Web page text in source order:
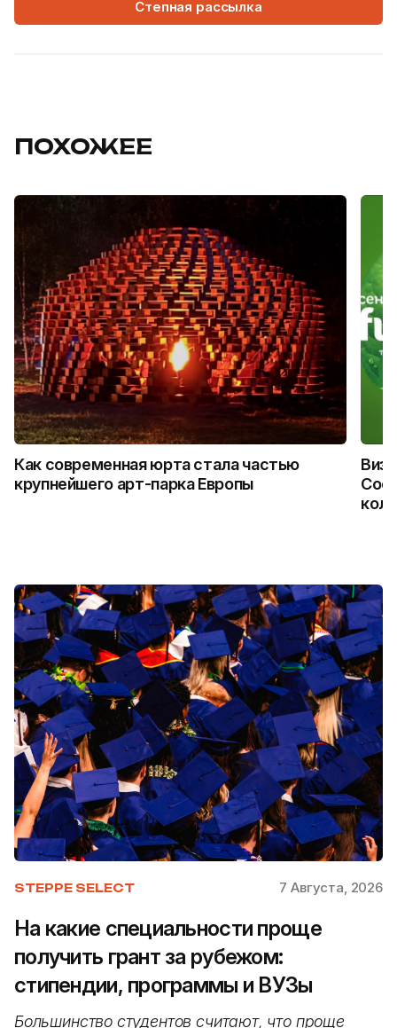
Степная рассылка
ПОХОЖЕЕ
Как современная юрта стала частью
крупнейшего арт-парка Европы
STEPPE SELECT 7 Августа, 2026
На какие специальности проще
получить грант за рубежом:
стипендии, программы и ВУЗы
Большинство студентов считают, что проще